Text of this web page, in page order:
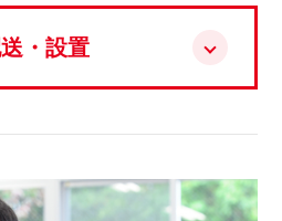
・設置